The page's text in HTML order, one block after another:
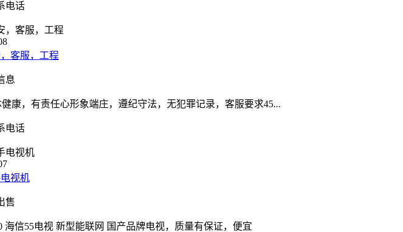
电话
客服，工程
息
康，有责任心形象端庄，遵纪守法，无犯罪记录，客服要求45...
电话
视机
售
信55电视 新型能联网 国产品牌电视，质量有保证，便宜